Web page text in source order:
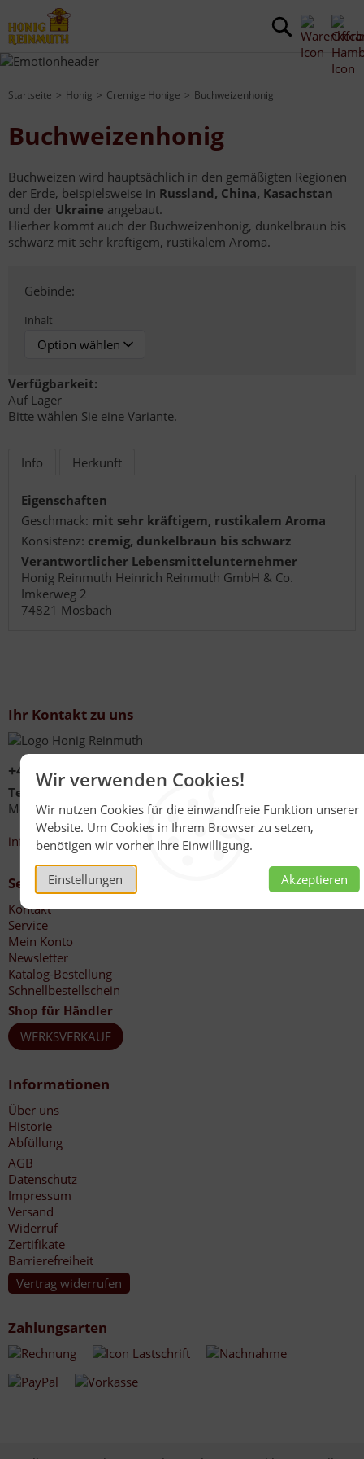
Wir verwenden Cookies!
Wir nutzen Cookies für die einwandfreie Funktion unserer
Website. Um Cookies in Ihrem Browser zu setzen,
benötigen wir vorher Ihre Einwilligung.
Einstellungen Akzeptieren
Startseite Honig Cremige Honige Buchweizenhonig
Buchweizenhonig
Buchweizen wird hauptsächlich in den gemäßigten Regionen
der Erde, beispielsweise in Russland, China, Kasachstan
und der Ukraine angebaut.
Hierher kommt auch der Buchweizenhonig, dunkelbraun bis
schwarz mit sehr kräftigem, rustikalem Aroma.
Gebinde:
Inhalt
Verfügbarkeit:
Auf Lager
Bitte wählen Sie eine Variante.
Info Herkunft
Eigenschaften
Geschmack: mit sehr kräftigem, rustikalem Aroma
Konsistenz: cremig, dunkelbraun bis schwarz
Verantwortlicher Lebensmittelunternehmer
Honig Reinmuth Heinrich Reinmuth GmbH & Co.
Imkerweg 2
74821 Mosbach
Ihr Kontakt zu uns
+49 (0)6267 1021
Telefonzeiten
Mo - Fr 08:00 - 12:00 Uhr
13:30 - 17:00 Uhr
info@honig-reinmuth.de
Service
Kontakt
Service
Mein Konto
Newsletter
Katalog-Bestellung
Schnellbestellschein
Shop für Händler
WERKSVERKAUF
Informationen
Über uns
Historie
Abfüllung
AGB
Datenschutz
Impressum
Versand
Widerruf
Zertifikate
Barrierefreiheit
Vertrag widerrufen
Zahlungsarten